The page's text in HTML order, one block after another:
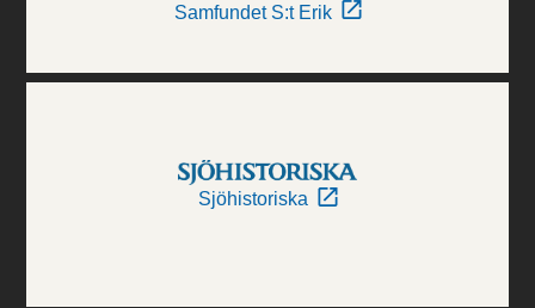
Samfundet S:t Erik
Sjöhistoriska